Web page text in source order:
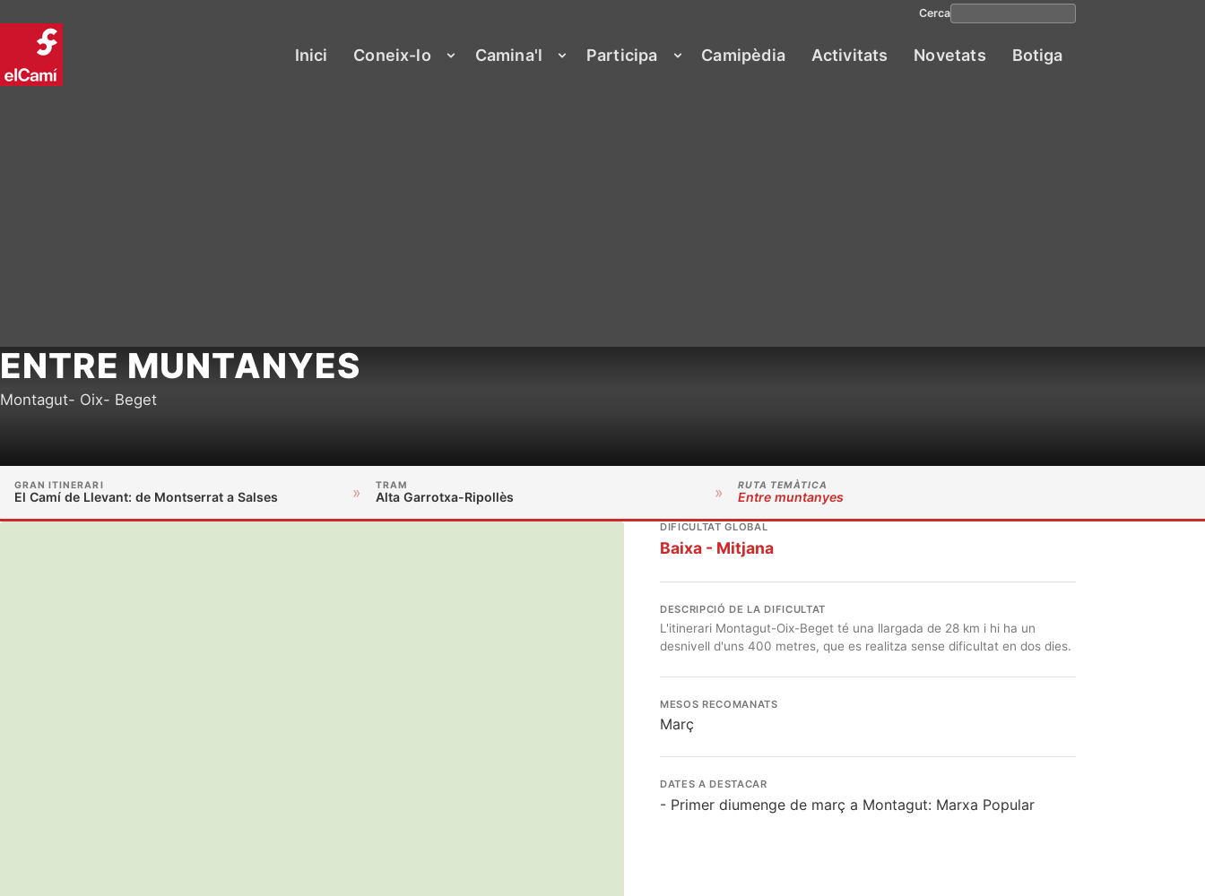
Cerca
Inici Coneix-lo Camina'l Participa Camipèdia Activitats Novetats Botiga
ENTRE MUNTANYES
Montagut- Oix- Beget
GRAN ITINERARI
El Camí de Llevant: de Montserrat a Salses » TRAM
Alta Garrotxa-Ripollès » RUTA TEMÀTICA
Entre muntanyes
DIFICULTAT GLOBAL
Baixa - Mitjana
DESCRIPCIÓ DE LA DIFICULTAT
L'itinerari Montagut-Oix-Beget té una llargada de 28 km i hi ha un
desnivell d'uns 400 metres, que es realitza sense dificultat en dos dies.
MESOS RECOMANATS
Març
DATES A DESTACAR
- Primer diumenge de març a Montagut: Marxa Popular